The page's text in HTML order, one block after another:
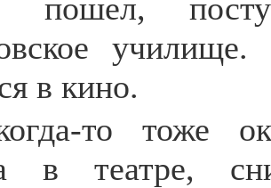
пошел,
в кино.
то тоже
в театре,